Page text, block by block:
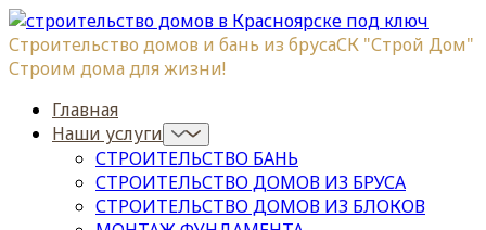
Строительство домов и бань из брусаСК "Строй Дом"
Строим дома для жизни!
Главная
Наши услуги
СТРОИТЕЛЬСТВО БАНЬ
СТРОИТЕЛЬСТВО ДОМОВ ИЗ БРУСА
СТРОИТЕЛЬСТВО ДОМОВ ИЗ БЛОКОВ